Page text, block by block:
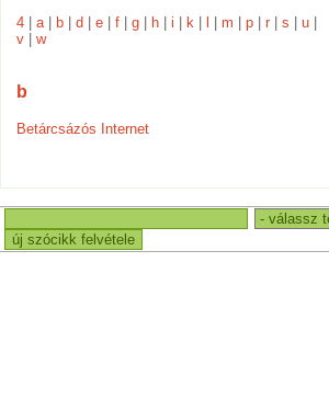
4 |a| b |d |e |f |g h |i k |m |p |r |s |u
v |w
b
Betárcsázós Internet